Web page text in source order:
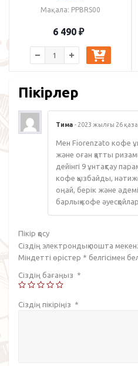
Мақала: PPBRS00
6 490 ₽
Пікірлер
Тима - 2023 жылғы 26
Мен Fiorenzato кофе
және оған қатты
дейінгі 9 ұнтақтау
кофе қызбайды,
оңай, берік және
барлық кофе
Пікір қосу
Сіздің электрондық пошта
Міндетті өрістер * белгісімен
Сіздің бағаңыз *
Сіздің пікіріңіз *